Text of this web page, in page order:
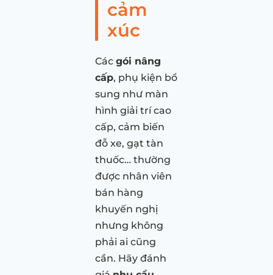
cảm
xúc
Các gói nâng
cấp, phụ kiện bổ
sung như màn
hình giải trí cao
cấp, cảm biến
đỗ xe, gạt tàn
thuốc… thường
được nhân viên
bán hàng
khuyến nghị
nhưng không
phải ai cũng
cần. Hãy đánh